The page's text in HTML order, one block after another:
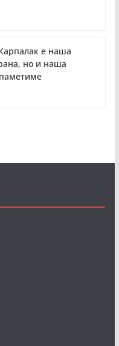
е наша
но и наша